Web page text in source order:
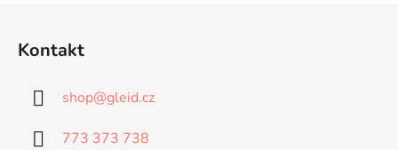
Kontakt
shop@gleid.cz
773 373 738